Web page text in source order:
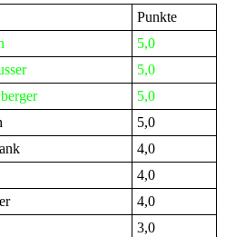
Punkte
5,0
5,0
5,0
5,0
4,0
4,0
4,0
3,0